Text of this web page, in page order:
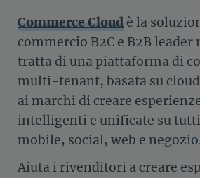
CommerceCloud è la
commercio B2C e B2B leader
tratta di una piattaforma di
multi-tenant, basata su
ai marchi di creare
intelligenti e unificate su
mobile, social, web e
Aiuta i rivenditori a creare